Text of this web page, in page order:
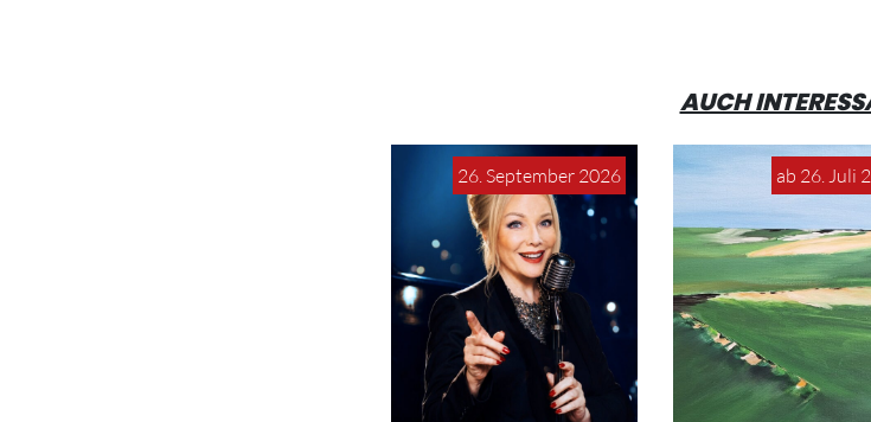
AUCH
26. September 2026 ab 26. Juli